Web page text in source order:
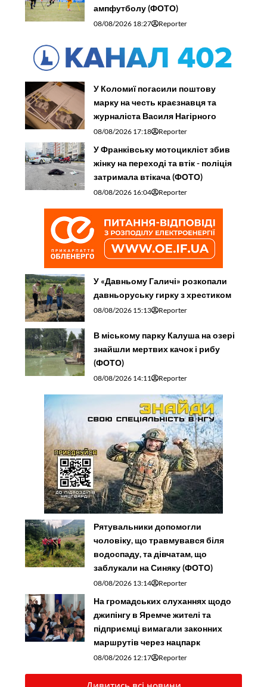
ампфутболу (ФОТО)
08/08/2026 18:27 Reporter
У Коломиї погасили поштову
марку на честь краєзнавця та
журналіста Василя Нагірного
08/08/2026 17:18 Reporter
У Франківську мотоцикліст збив
жінку на переході та втік - поліція
затримала втікача (ФОТО)
08/08/2026 16:04 Reporter
У «Давньому Галичі» розкопали
давньоруську гирку з хрестиком
08/08/2026 15:13 Reporter
В міському парку Калуша на озері
знайшли мертвих качок і рибу
(ФОТО)
08/08/2026 14:11 Reporter
Рятувальники допомогли
чоловіку, що травмувався біля
водоспаду, та дівчатам, що
заблукали на Синяку (ФОТО)
08/08/2026 13:14 Reporter
На громадських слуханнях щодо
джипінгу в Яремче житeлі та
підприємці вимагали законних
маршрутів через нацпарк
08/08/2026 12:17 Reporter